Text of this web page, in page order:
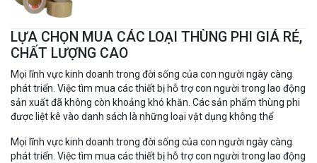
LỰA CHỌN MUA CÁC LOẠI THÙNG PHI GIÁ RẺ,
CHẤT LƯỢNG CAO
Mọi lĩnh vực kinh doanh trong đời sống của con người ngày càng
phát triển. Việc tìm mua các thiết bị hỗ trợ con người trong lao động
sản xuất đã không còn khoảng khó khăn. Các sản phẩm thùng phi
được liệt kê vào danh sách là những loại vật dụng không thể
Mọi lĩnh vực kinh doanh trong đời sống của con người ngày càng
phát triển. Việc tìm mua các thiết bị hỗ trợ con người trong lao động